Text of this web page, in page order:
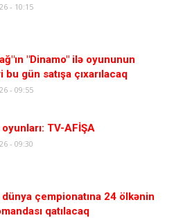
- 10:15
"Dinamo" ilə oyununun
bu gün satışa çıxarılacaq
- 09:55
TV-AFİŞA
- 09:30
dünya çempionatına 24 ölkənin
qatılacaq